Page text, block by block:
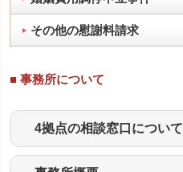
その他の慰謝料請求
■ 事務所について
4拠点の相談窓口について